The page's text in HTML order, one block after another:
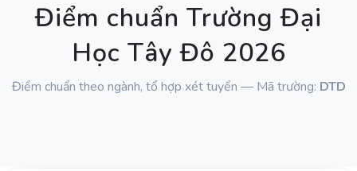
Điểm chuẩn Trường Đại
Học Tây Đô 2026
Điểm chuẩn theo ngành, tổ hợp xét tuyển — Mã trường: DTD